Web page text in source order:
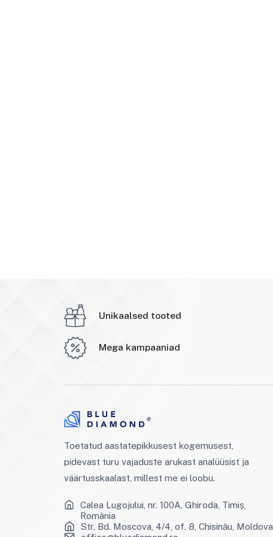
Unikaalsed tooted
Mega kampaaniad
Toetatud aastatepikkusest kogemusest,
pidevast turu vajaduste arukast analüüsist ja
väärtusskaalast, millest me ei loobu.
Calea Lugojului, nr. 100A, Ghiroda, Timiș,
România
Str. Bd. Moscova, 4/4, of. 8, Chisinău, Moldova